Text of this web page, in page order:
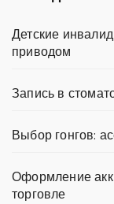
Детские
приводом
Запись в
Выбор гонгов:
Оформление
торговле